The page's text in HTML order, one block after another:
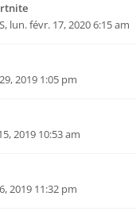
, lun. févr. 17, 2020 6:15 am
2019 1:05 pm
2019 10:53 am
2019 11:32 pm